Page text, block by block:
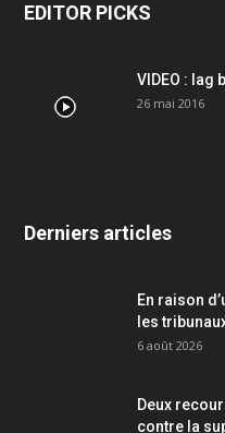
EDITOR PICKS
VIDEO : lag
26 mai 2016
Derniers articles
En raison
les
6 août 2026
Deux
contre la